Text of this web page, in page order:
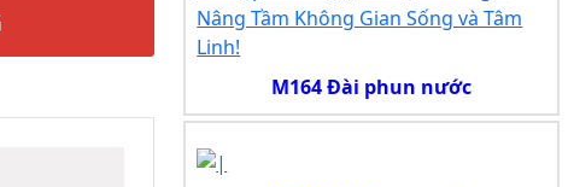
M164 Đài phun nước